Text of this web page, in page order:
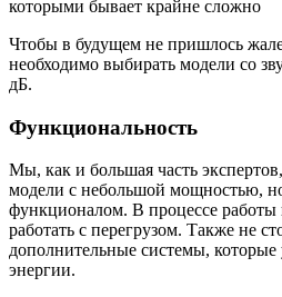
которыми бывает крайне сложно
Чтобы в будущем не пришлось
необходимо выбирать модели со
дБ.
Функциональность
Мы, как и большая часть
модели с небольшой мощностью,
функционалом. В процессе работы
работать с перегрузом. Также не
дополнительные системы,
энергии.